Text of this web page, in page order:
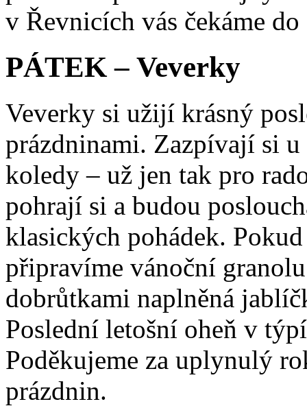
v Řevnicích vás čekáme
PÁTEK – Veverky
Veverky si užijí krásný
prázdninami. Zazpívají si
koledy – už jen tak pro
pohrají si a budou
klasických pohádek.
připravíme vánoční
dobrůtkami naplněná
Poslední letošní oheň v
Poděkujeme za uplynulý
prázdnin.